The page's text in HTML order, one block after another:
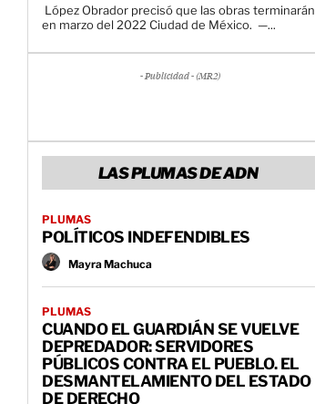
López Obrador precisó que las obras terminarán
en marzo del 2022 Ciudad de México. —...
- Publicidad - (MR2)
LAS PLUMAS DE ADN
PLUMAS
POLÍTICOS INDEFENDIBLES
Mayra Machuca
PLUMAS
CUANDO EL GUARDIÁN SE VUELVE
DEPREDADOR: SERVIDORES
PÚBLICOS CONTRA EL PUEBLO. EL
DESMANTELAMIENTO DEL ESTADO
DE DERECHO